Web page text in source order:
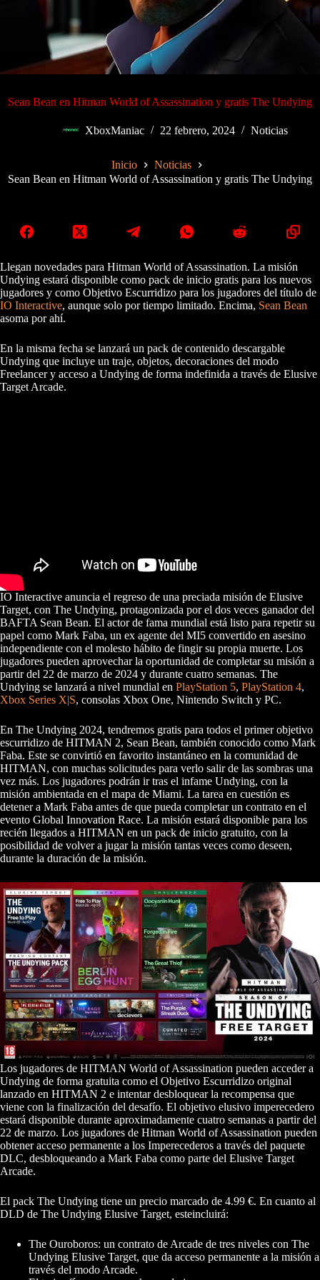
Sean Bean en Hitman World of Assassination y gratis The Undying
XboxManiac 22 febrero, 2024 Noticias
Inicio
Noticias
Sean Bean en Hitman World of Assassination y gratis The Undying
Llegan novedades para Hitman World of Assassination. La misión
Undying estará disponible como pack de inicio gratis para los nuevos
jugadores y como Objetivo Escurridizo para los jugadores del título de
IO Interactive, aunque solo por tiempo limitado. Encima, Sean Bean
asoma por ahí.
En la misma fecha se lanzará un pack de contenido descargable
Undying que incluye un traje, objetos, decoraciones del modo
Freelancer y acceso a Undying de forma indefinida a través de Elusive
Target Arcade.
IO Interactive anuncia el regreso de una preciada misión de Elusive
Target, con The Undying, protagonizada por el dos veces ganador del
BAFTA Sean Bean. El actor de fama mundial está listo para repetir su
papel como Mark Faba, un ex agente del MI5 convertido en asesino
independiente con el molesto hábito de fingir su propia muerte. Los
jugadores pueden aprovechar la oportunidad de completar su misión a
partir del 22 de marzo de 2024 y durante cuatro semanas. The
Undying se lanzará a nivel mundial en PlayStation 5, PlayStation 4,
Xbox Series X|S, consolas Xbox One, Nintendo Switch y PC.
En The Undying 2024, tendremos gratis para todos el primer objetivo
escurridizo de HITMAN 2, Sean Bean, también conocido como Mark
Faba. Este se convirtió en favorito instantáneo en la comunidad de
HITMAN, con muchas solicitudes para verlo salir de las sombras una
vez más. Los jugadores podrán ir tras el infame Undying, con la
misión ambientada en el mapa de Miami. La tarea en cuestión es
detener a Mark Faba antes de que pueda completar un contrato en el
evento Global Innovation Race. La misión estará disponible para los
recién llegados a HITMAN en un pack de inicio gratuito, con la
posibilidad de volver a jugar la misión tantas veces como deseen,
durante la duración de la misión.
Los jugadores de HITMAN World of Assassination pueden acceder a
Undying de forma gratuita como el Objetivo Escurridizo original
lanzado en HITMAN 2 e intentar desbloquear la recompensa que
viene con la finalización del desafío. El objetivo elusivo imperecedero
estará disponible durante aproximadamente cuatro semanas a partir del
22 de marzo. Los jugadores de Hitman World of Assassination pueden
obtener acceso permanente a los Imperecederos a través del paquete
DLC, desbloqueando a Mark Faba como parte del Elusive Target
Arcade.
El pack The Undying tiene un precio marcado de 4.99 €. En cuanto al
DLD de The Undying Elusive Target, esteincluirá:
The Ouroboros: un contrato de Arcade de tres niveles con The
Undying Elusive Target, que da acceso permanente a la misión a
través del modo Arcade.